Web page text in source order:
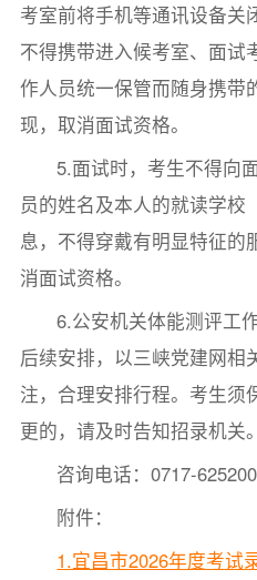
考室前将手机等通讯设备关
不得携带进入候考室、面试
作人员统一保管而随身携带
现，取消面试资格。
5.面试时，考生不得向
员的姓名及本人的就读学校
息，不得穿戴有明显特征的
消面试资格。
6.公安机关体能测评工
后续安排，以三峡党建网相
注，合理安排行程。考生须
更的，请及时告知招录机关。
咨询电话：0717-
附件：
1.宜昌市2026年度考试